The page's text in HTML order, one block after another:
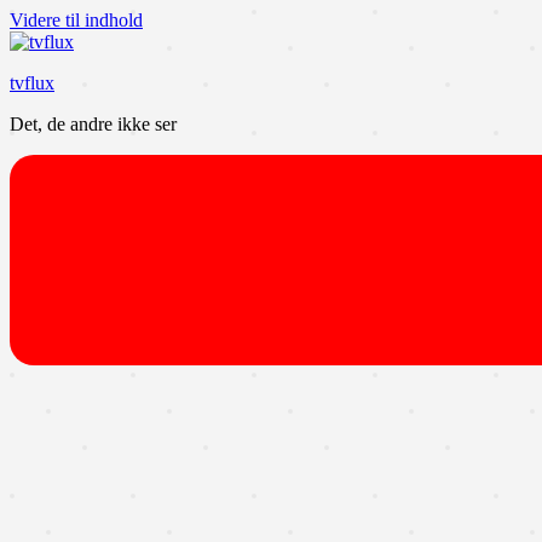
Videre til indhold
tvflux
Det, de andre ikke ser